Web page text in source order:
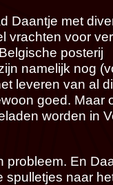
Daantje met
vrachten voor
posterij
namelijk nog
leveren van al
goed. Maar
worden in
probleem. En
spulletjes naar